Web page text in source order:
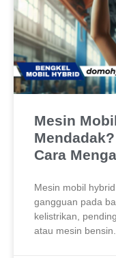
Mesin
Cara
Mesin mobil
gangguan pada
kelistrikan,
atau mesin